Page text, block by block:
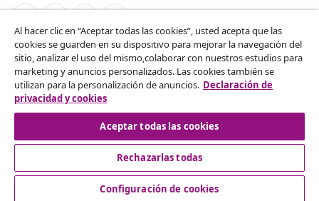
Desistir del contrato
Solicita la cancelación de tu pedido.
Desistir del contrato
Servicio al Cliente
Al hacer clic en “Aceptar todas las cookies”, usted acepta que las
cookies se guarden en su dispositivo para mejorar la navegación del
sitio, analizar el uso del mismo,colaborar con nuestros estudios para
marketing y anuncios personalizados. Las cookies también se
utilizan para la personalización de anuncios. Declaración de
privacidad y cookies
Aceptar todas las cookies
Rechazarlas todas
Configuración de cookies